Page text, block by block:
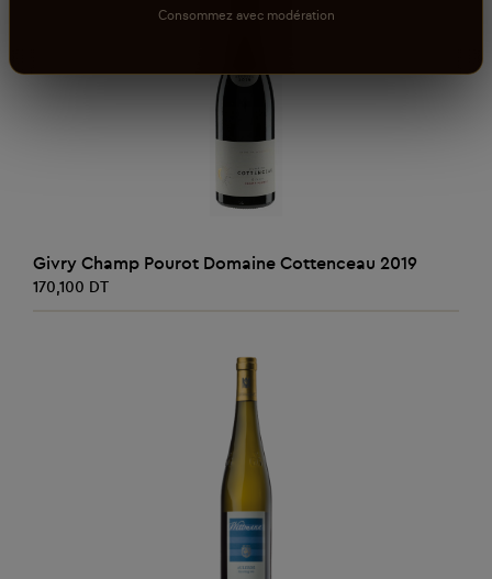
AJOUTER AU PANIER
Givry Champ Pourot Domaine Cottenceau 2019
170,100 DT
Consommez avec modération